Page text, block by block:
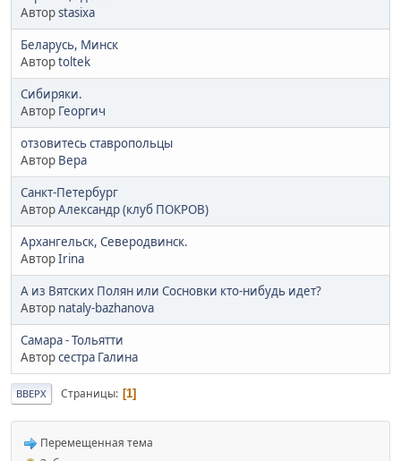
Авторstasixa
Беларусь, Минск
Авторtoltek
Сибиряки.
Автор Георгич
отзовитесь ставропольцы
Автор Вера
Санкт-Петербург
АвторАлександр (клуб ПОКРОВ)
Архангельск, Северодвинск.
АвторIrina
А из Вятских Полян или Сосновки кто-нибудь идет?
Автор nataly-bazhanova
Самара - Тольятти
Авторсестра Галина
ВВЕРХ Страницы 1
Перемещенная тема